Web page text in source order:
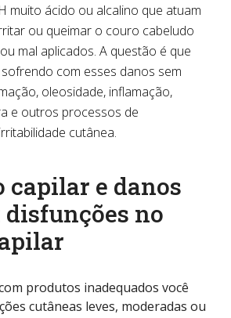
muito ácido ou alcalino que atuam
ou queimar o couro cabeludo
mal aplicados. A questão é que
com esses danos sem
oleosidade, inflamação,
e outros processos de
cutânea.
capilar e danos
no
produtos inadequados você
cutâneas leves, moderadas ou